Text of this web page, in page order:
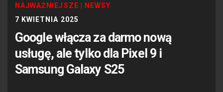
NAJWAŻNIEJSZE
NEWSY
7 KWIETNIA 2025
Google włącza za darmo nową
usługę, ale tylko dla Pixel 9 i
Samsung Galaxy S25